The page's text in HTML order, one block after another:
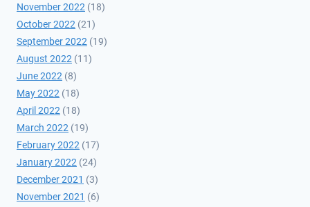
November 2022 (18)
October 2022 (21)
September 2022 (19)
August 2022 (11)
June 2022 (8)
May 2022 (18)
April 2022 (18)
March 2022 (19)
February 2022 (17)
January 2022 (24)
December 2021 (3)
November 2021 (6)